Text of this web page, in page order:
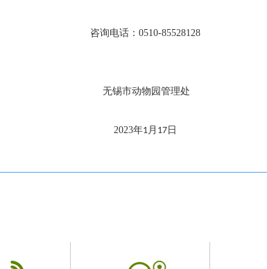
咨询电话： 0510-85528128
无锡市动物园管理处
2023年1月 17日